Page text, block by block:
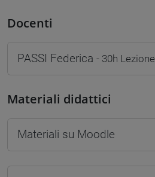
Docenti
PASSI Federica - 30h Lezione
Materiali didattici
Materiali su Moodle